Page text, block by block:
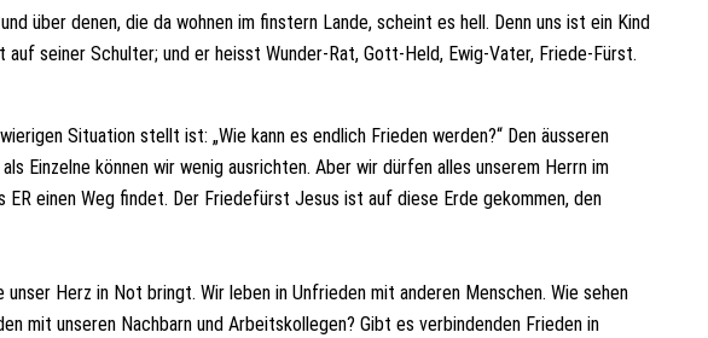
über denen, die da wohnen im finstern Lande, scheint es hell. Denn uns ist ein Kind
seiner Schulter; und er heisst Wunder-Rat, Gott-Held, Ewig-Vater, Friede-Fürst.
Situation stellt ist: „Wie kann es endlich Frieden werden?“ Den äusseren
Einzelne können wir wenig ausrichten. Aber wir dürfen alles unserem Herrn im
einen Weg findet. Der Friedefürst Jesus ist auf diese Erde gekommen, den
Herz in Not bringt. Wir leben in Unfrieden mit anderen Menschen. Wie sehen
mit unseren Nachbarn und Arbeitskollegen? Gibt es verbindenden Frieden in